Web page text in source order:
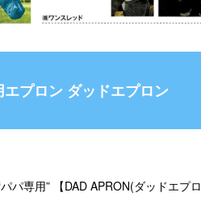
プロン ダッドエプロン
パ専用” 【DAD APRON(ダッドエプロ